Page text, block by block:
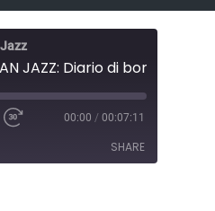
00:00 / 00:07:11
SHARE